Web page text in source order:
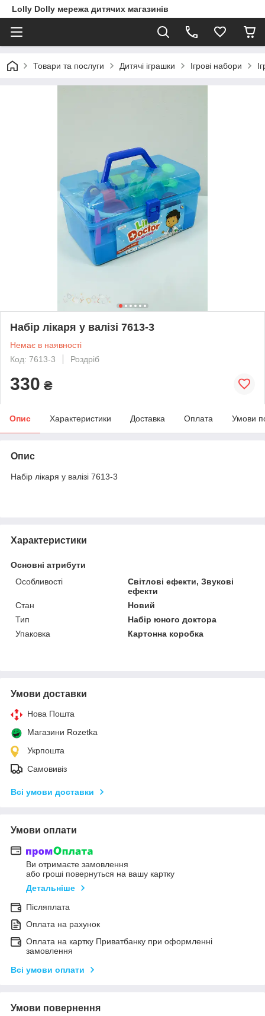
Lolly Dolly мережа дитячих магазинів
Товари та послуги Дитячі іграшки Ігрові набори
Набір лікаря у валізі 7613-3
Немає в наявності
Код: 7613-3
Роздріб
330 ₴
Опис Характеристики Доставка Оплата Умови
Опис
Набір лікаря у валізі 7613-3
Характеристики
Основні атрибути
Особливості
Світлові ефекти, Звукові
ефекти
Стан
Новий
Тип
Набір юного доктора
Упаковка
Картонна коробка
Умови доставки
Нова Пошта
Магазини Rozetka
Укрпошта
Самовивіз
Всі умови доставки
Умови оплати
Ви отримаєте замовлення
або гроші повернуться на вашу картку
Детальніше
Післяплата
Оплата на рахунок
Оплата на картку Приватбанку при оформленні
замовлення
Всі умови оплати
Умови повернення